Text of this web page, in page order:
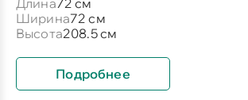
Длина72 см
Ширина72 см
Высота208.5 см
Подробнее